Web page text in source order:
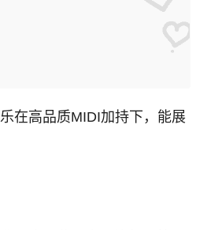
在高品质MIDI加持下，能展